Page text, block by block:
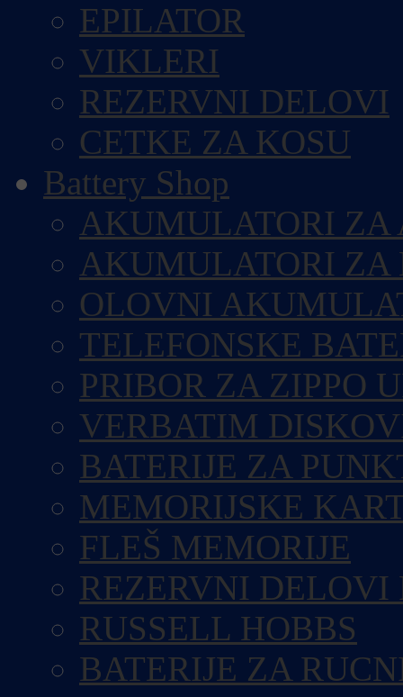
EPILATOR
VIKLERI
REZERVNI DELOVI
CETKE ZA KOSU
Battery Shop
AKUMULATORI ZA
AKUMULATORI ZA
OLOVNI
TELEFONSKE
PRIBOR ZA ZIPPO
VERBATIM
BATERIJE ZA
MEMORIJSKE
FLEŠ MEMORIJE
REZERVNI DELOVI
RUSSELL HOBBS
BATERIJE ZA